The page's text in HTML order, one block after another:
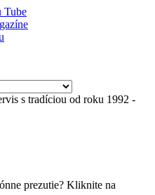
s tradíciou od roku 1992 -
prezutie? Kliknite na